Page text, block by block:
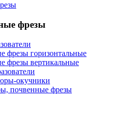
фрезы
фрезы горизонтальные
фрезы вертикальные
окучники
почвенные фрезы